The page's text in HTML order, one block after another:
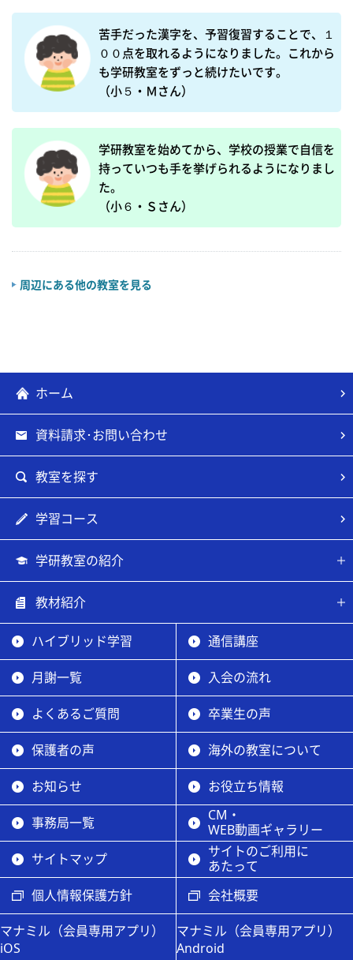
苦手だった漢字を、予習復習することで、１
００点を取れるようになりました。これから
も学研教室をずっと続けたいです。
（小５・Ｍさん）
学研教室を始めてから、学校の授業で自信を
持っていつも手を挙げられるようになりまし
た。
（小６・Ｓさん）
周辺にある他の教室を見る
ホーム
資料請求･お問い合わせ
教室を探す
学習コース
学研教室の紹介
教材紹介
ハイブリッド学習 通信講座
月謝一覧 入会の流れ
よくあるご質問 卒業生の声
保護者の声 海外の教室について
お知らせ お役立ち情報
事務局一覧
CM・
WEB動画ギャラリー
サイトマップ
サイトのご利用に
あたって
個人情報保護方針
会社概要
マナミル（会員専用アプリ）
iOS
マナミル（会員専用アプリ）
Android